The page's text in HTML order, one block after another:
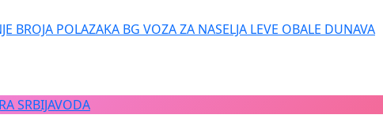
BROJA POLAZAKA BG VOZA ZA NASELJA LEVE OBALE DUNAVA
SRBIJAVODA